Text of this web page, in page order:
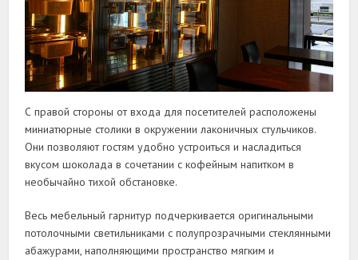
С правой стороны от входа для посетителей расположены
миниатюрные столики в окружении лаконичных стульчиков.
Они позволяют гостям удобно устроиться и насладиться
вкусом шоколада в сочетании с кофейным напитком в
необычайно тихой обстановке.
Весь мебельный гарнитур подчеркивается оригинальными
потолочными светильниками с полупрозрачными стеклянными
абажурами, наполняющими пространство мягким и